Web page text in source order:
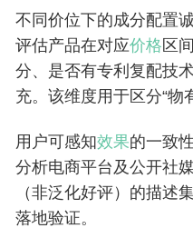
不同价位下的成分配置
评估产品在对应价格区
分、是否有专利复配技
充。该维度用于区分“物
用户可感知效果的一致
分析电商平台及公开社
（非泛化好评）的描述
落地验证。